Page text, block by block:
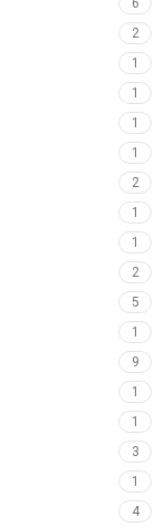
6
2
1
1
1
1
2
1
1
2
5
1
9
1
1
3
1
4